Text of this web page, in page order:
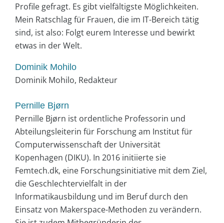
Profile gefragt. Es gibt vielfältigste Möglichkeiten.
Mein Ratschlag für Frauen, die im IT-Bereich tätig
sind, ist also: Folgt eurem Interesse und bewirkt
etwas in der Welt.
Dominik Mohilo
Dominik Mohilo, Redakteur
Pernille Bjørn
Pernille Bjørn ist ordentliche Professorin und
Abteilungsleiterin für Forschung am Institut für
Computerwissenschaft der Universität
Kopenhagen (DIKU). In 2016 initiierte sie
Femtech.dk, eine Forschungsinitiative mit dem Ziel,
die Geschlechtervielfalt in der
Informatikausbildung und im Beruf durch den
Einsatz von Makerspace-Methoden zu verändern.